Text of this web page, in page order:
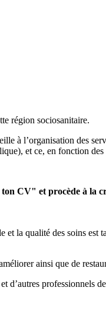
région sociosanitaire.
à l’organisation des
et ce, en fonction
CV" et procède à la
la qualité des soins
ainsi que de
professionnels